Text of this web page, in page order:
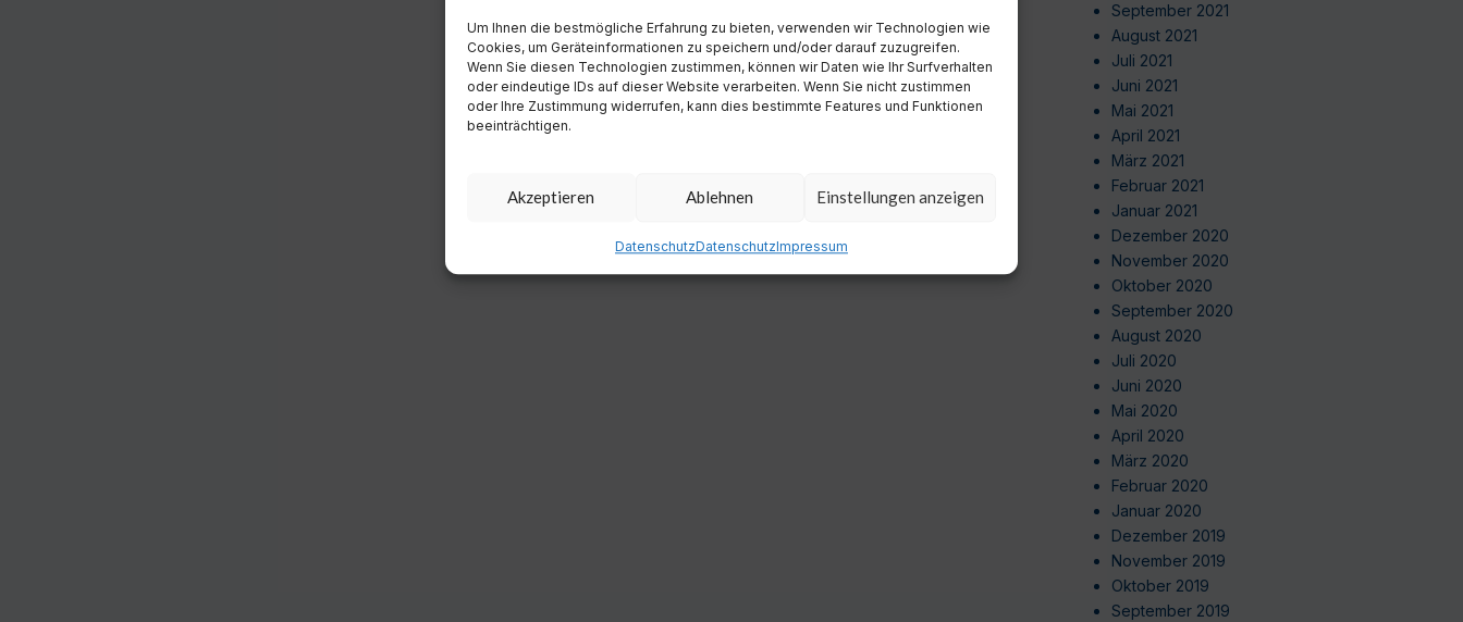
Um Ihnen die bestmögliche Erfahrung zu bieten, verwenden wir Technologien wie
Cookies, um Geräteinformationen zu speichern und/oder darauf zuzugreifen.
Wenn Sie diesen Technologien zustimmen, können wir Daten wie Ihr Surfverhalten
oder eindeutige IDs auf dieser Website verarbeiten. Wenn Sie nicht zustimmen
oder Ihre Zustimmung widerrufen, kann dies bestimmte Features und Funktionen
beeinträchtigen.
Akzeptieren Ablehnen Einstellungen anzeigen
DatenschutzDatenschutzImpressum
September 2021
August 2021
Juli 2021
Juni 2021
Mai 2021
April 2021
März 2021
Februar 2021
Januar 2021
Dezember 2020
November 2020
Oktober 2020
September 2020
August 2020
Juli 2020
Juni 2020
Mai 2020
April 2020
März 2020
Februar 2020
Januar 2020
Dezember 2019
November 2019
Oktober 2019
September 2019